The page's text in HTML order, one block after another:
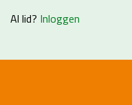
Al lid? Inloggen